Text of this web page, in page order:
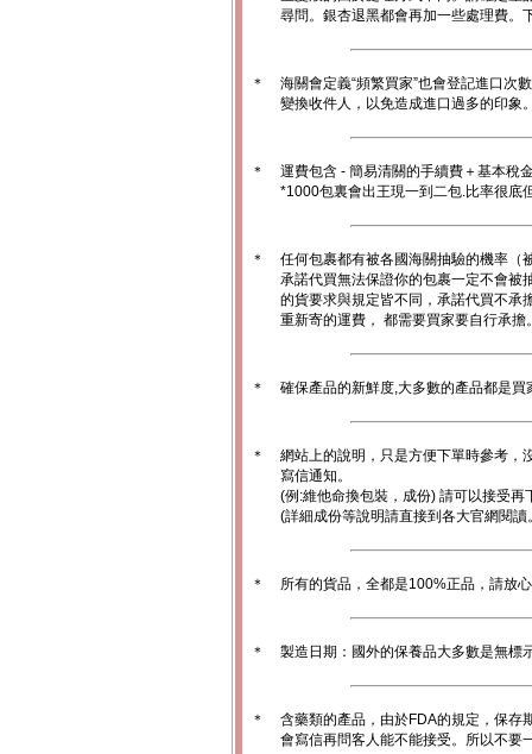
尋問。銀杏退黑都會再加一些處理費。
＊
海關會定義“頻繁買家”也會登記進口次
變換收件人，以免造成進口過多的印象
＊
運費包含 - 簡易清關的手續費＋基本稅
*1000包裏會出王現一到二包.比率很底
＊
任何包裹都有被各國海關抽驗的機率（
承諾代買無法保證你的包裹一定不會被
的貨要求與規定皆不同，承諾代買不承
重新寄的運費， 都需要買家要自行承擔
＊ 確保產品的新鮮度,大多數的產品都是
＊
網站上的說明，只是方便下單時參考，
寫信通知。
(例:維他命換包裝，成份) 請可以接受再
(詳細成份等說明請直接到各大官網閱讀
＊ 所有的貨品，全都是100%正品，請放
＊ 製造日期：國外的保養品大多數是無標
＊
含藥類的產品，由於FDA的規定，保存
會寫信再問客人能不能接受。所以不要